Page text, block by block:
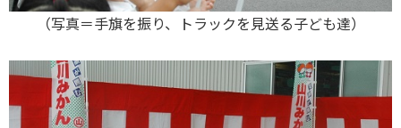
（写真＝手旗を振り、トラックを見送る子ども達）